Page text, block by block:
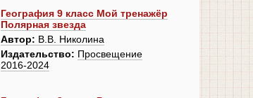
География 9 класс Мой тренажёр
Полярная звезда
Автор: В.В. Николина
Издательство: Просвещение
2016-2024